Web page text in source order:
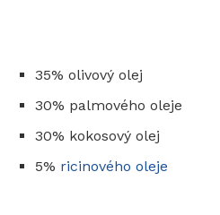
35% olivový olej
30% palmového oleje
30% kokosový olej
5% ricinového oleje